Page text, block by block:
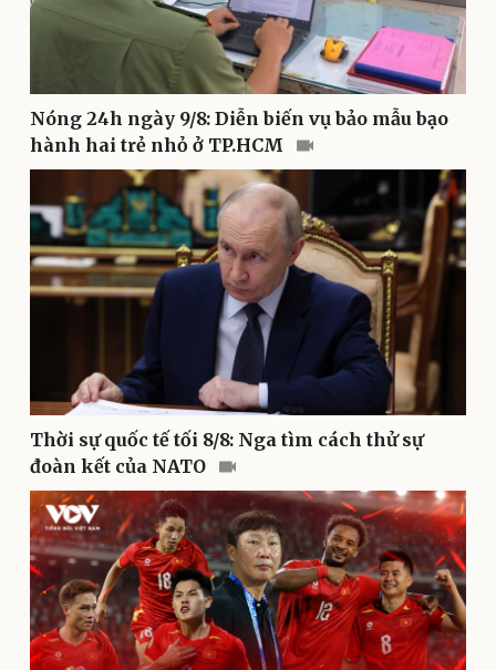
Bóng đá
Lịch thi đấu bóng đá
Hậu trường
Ô tô
Xe máy
Tư vấn
Doanh nghiệp
Thông tin doanh nghiệp
Doanh nghiệp 24h
Doanh nhân
Vì cộng đồng
Công nghệ
Tin Công nghệ
Trải nghiệm
Chuyển đổi số
Nóng 24h ngày 9/8: Diễn biến vụ bảo mẫu bạo
hành hai trẻ nhỏ ở TP.HCM
Thời sự quốc tế tối 8/8: Nga tìm cách thử sự
đoàn kết của NATO